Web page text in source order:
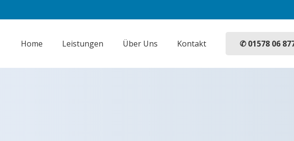
Home Leistungen Über Uns Kontakt ✆ 01578 06